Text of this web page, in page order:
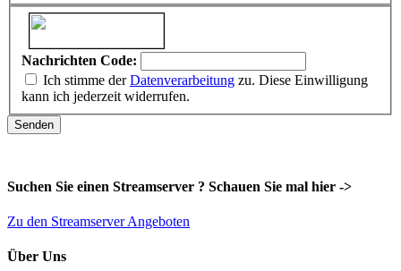
Nachrichten Code:
Ich stimme derDatenverarbeitung zu. Diese Einwilligung
kann ich jederzeit widerrufen.
Senden
Suchen Sie einen Streamserver ? Schauen Sie mal hier ->
Zu den Streamserver Angeboten
Über Uns